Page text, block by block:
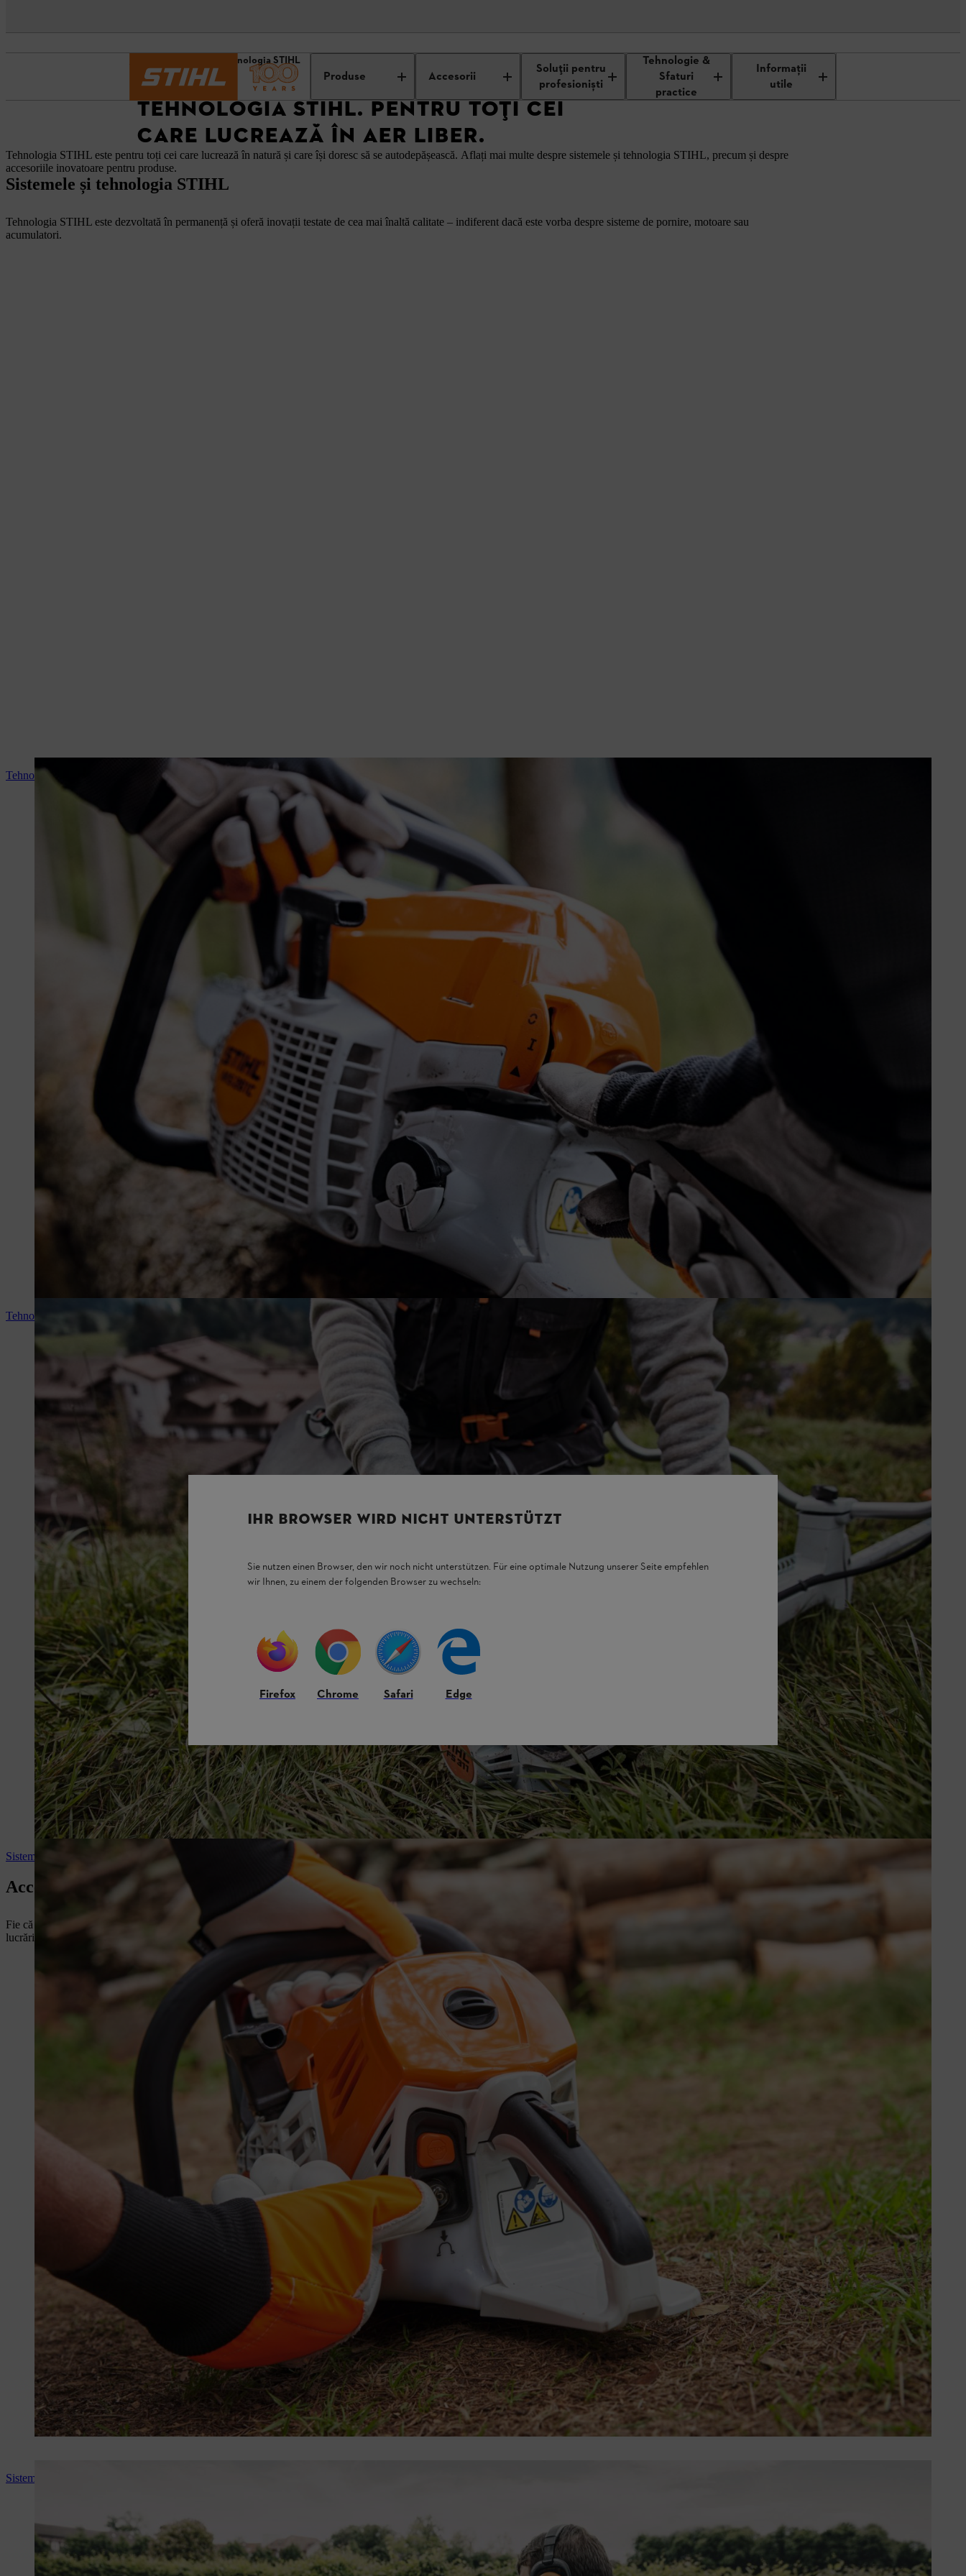
Produse Accesorii
Soluții pentru
profesioniști
Tehnologie &
Sfaturi
practice
Informaţii
utile
Tehnologia STIHL
TEHNOLOGIA STIHL. PENTRU TOȚI CEI
CARE LUCREAZĂ ÎN AER LIBER.
Tehnologia STIHL este pentru toți cei care lucrează în natură și care își doresc să se autodepășească. Aflați mai multe despre sistemele și tehnologia STIHL, precum și despre
accesoriile inovatoare pentru produse.
Sistemele și tehnologia STIHL
Tehnologia STIHL este dezvoltată în permanență și oferă inovații testate de cea mai înaltă calitate – indiferent dacă este vorba despre sisteme de pornire, motoare sau
acumulatori.
Tehnologia acumulatorilor
Tehnologia motoarelor
Sisteme de pornire
Accesorii inovatoare pentru produse
Fie că este vorba despre domeniul profesional sau privat – sistemele de lanțuri și șine, capetele de cosire, precum și discurile de debitat de la STIHL permit desfășurarea
lucrărilor în mod fiabil, precis și eficient.
Sistemul modular de centuri
IHR BROWSER WIRD NICHT UNTERSTÜTZT
Sie nutzen einen Browser, den wir noch nicht unterstützen. Für eine optimale Nutzung unserer Seite empfehlen
wir Ihnen, zu einem der folgenden Browser zu wechseln:
Firefox Chrome Safari Edge